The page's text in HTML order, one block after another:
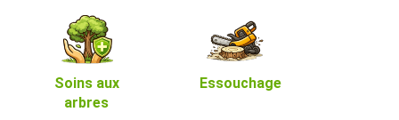
Soins aux
arbres
Essouchage